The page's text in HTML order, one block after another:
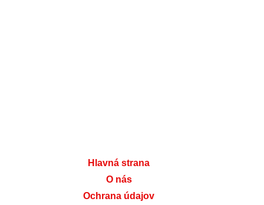
Hlavná strana
O nás
Ochrana údajov